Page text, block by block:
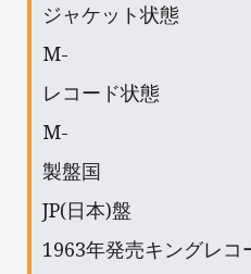
ジャケット状態
M-
レコード状態
M-
製盤国
JP(日本)盤
1963年発売キングレコ